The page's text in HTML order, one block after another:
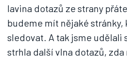
lavina dotazů ze strany
budeme mít nějaké stránky,
sledovat. A tak jsme udělali
strhla další vlna dotazů, zda